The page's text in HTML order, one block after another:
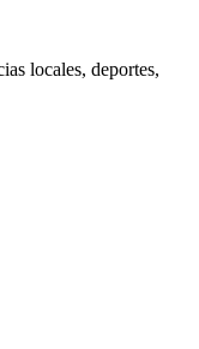
locales, deportes,